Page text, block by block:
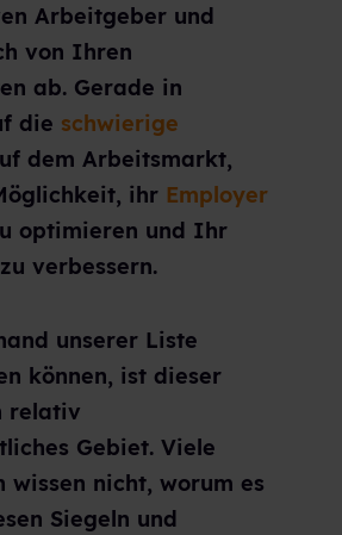
Arbeitgeber und
von Ihren
ab. Gerade in
die schwierige
dem Arbeitsmarkt,
ihr Employer
optimieren und Ihr
verbessern.
unserer Liste
können, ist dieser
relativ
Gebiet. Viele
wissen nicht, worum es
Siegeln und